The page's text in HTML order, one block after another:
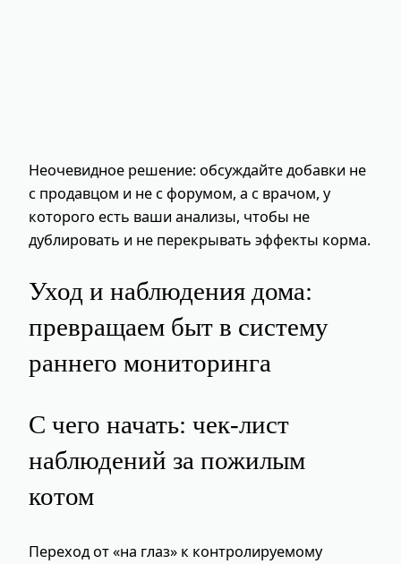
Неочевидное решение: обсуждайте добавки не
с продавцом и не с форумом, а с врачом, у
которого есть ваши анализы, чтобы не
дублировать и не перекрывать эффекты корма.
Уход и наблюдения дома:
превращаем быт в систему
раннего мониторинга
С чего начать: чек‑лист
наблюдений за пожилым
котом
Переход от «на глаз» к контролируемому